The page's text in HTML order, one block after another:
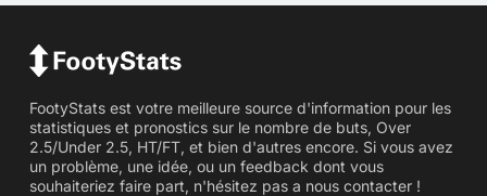
FootyStats est votre meilleure source d'information pour les
statistiques et pronostics sur le nombre de buts, Over
2.5/Under 2.5, HT/FT, et bien d'autres encore. Si vous avez
un problème, une idée, ou un feedback dont vous
souhaiteriez faire part, n'hésitez pas a nous contacter !